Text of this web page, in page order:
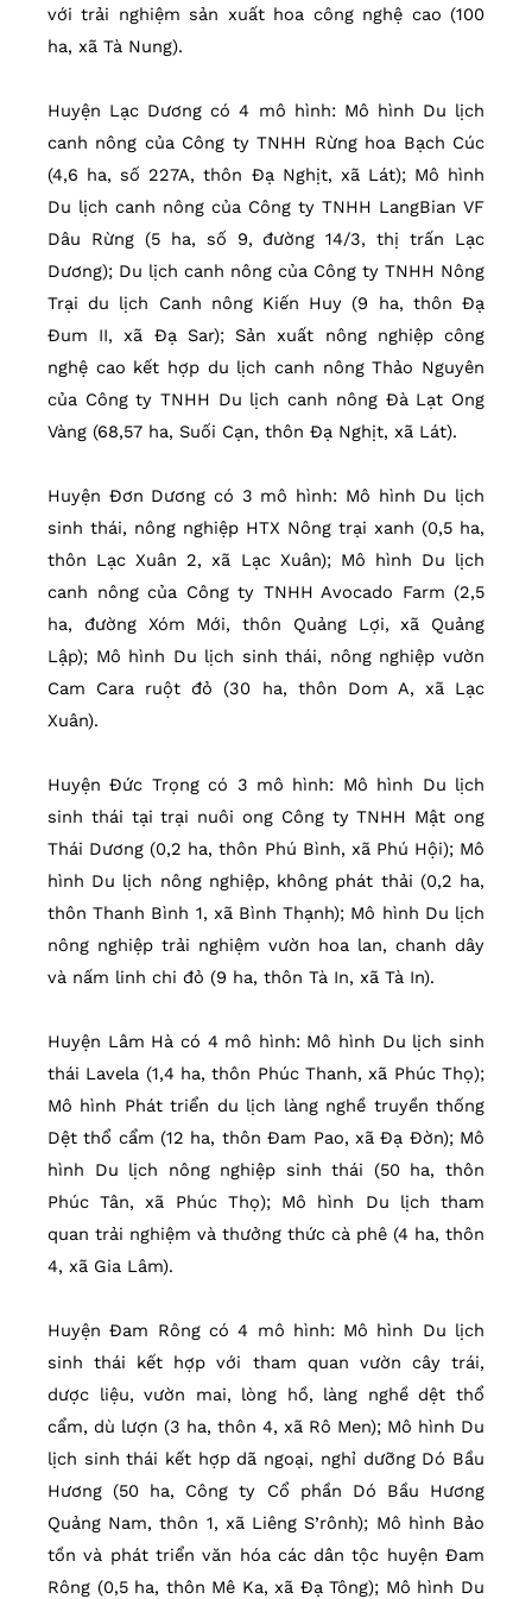
với trải nghiệm sản xuất hoa công nghệ cao (100
ha, xã Tà Nung).
Huyện Lạc Dương có 4 mô hình: Mô hình Du lịch
canh nông của Công ty TNHH Rừng hoa Bạch Cúc
(4,6 ha, số 227A, thôn Đạ Nghịt, xã Lát); Mô hình
Du lịch canh nông của Công ty TNHH LangBian VF
Dâu Rừng (5 ha, số 9, đường 14/3, thị trấn Lạc
Dương); Du lịch canh nông của Công ty TNHH Nông
Trại du lịch Canh nông Kiến Huy (9 ha, thôn Đạ
Đum II, xã Đạ Sar); Sản xuất nông nghiệp công
nghệ cao kết hợp du lịch canh nông Thảo Nguyên
của Công ty TNHH Du lịch canh nông Đà Lạt Ong
Vàng (68,57 ha, Suối Cạn, thôn Đạ Nghịt, xã Lát).
Huyện Đơn Dương có 3 mô hình: Mô hình Du lịch
sinh thái, nông nghiệp HTX Nông trại xanh (0,5 ha,
thôn Lạc Xuân 2, xã Lạc Xuân); Mô hình Du lịch
canh nông của Công ty TNHH Avocado Farm (2,5
ha, đường Xóm Mới, thôn Quảng Lợi, xã Quảng
Lập); Mô hình Du lịch sinh thái, nông nghiệp vườn
Cam Cara ruột đỏ (30 ha, thôn Dom A, xã Lạc
Xuân).
Huyện Đức Trọng có 3 mô hình: Mô hình Du lịch
sinh thái tại trại nuôi ong Công ty TNHH Mật ong
Thái Dương (0,2 ha, thôn Phú Bình, xã Phú Hội); Mô
hình Du lịch nông nghiệp, không phát thải (0,2 ha,
thôn Thanh Bình 1, xã Bình Thạnh); Mô hình Du lịch
nông nghiệp trải nghiệm vườn hoa lan, chanh dây
và nấm linh chi đỏ (9 ha, thôn Tà In, xã Tà In).
Huyện Lâm Hà có 4 mô hình: Mô hình Du lịch sinh
thái Lavela (1,4 ha, thôn Phúc Thanh, xã Phúc Thọ);
Mô hình Phát triển du lịch làng nghề truyền thống
Dệt thổ cẩm (12 ha, thôn Đam Pao, xã Đạ Đờn); Mô
hình Du lịch nông nghiệp sinh thái (50 ha, thôn
Phúc Tân, xã Phúc Thọ); Mô hình Du lịch tham
quan trải nghiệm và thưởng thức cà phê (4 ha, thôn
4, xã Gia Lâm).
Huyện Đam Rông có 4 mô hình: Mô hình Du lịch
sinh thái kết hợp với tham quan vườn cây trái,
dược liệu, vườn mai, lòng hồ, làng nghề dệt thổ
cẩm, dù lượn (3 ha, thôn 4, xã Rô Men); Mô hình Du
lịch sinh thái kết hợp dã ngoại, nghỉ dưỡng Dó Bầu
Hương (50 ha, Công ty Cổ phần Dó Bầu Hương
Quảng Nam, thôn 1, xã Liêng S’rônh); Mô hình Bảo
tồn và phát triển văn hóa các dân tộc huyện Đam
Rông (0,5 ha, thôn Mê Ka, xã Đạ Tông); Mô hình Du